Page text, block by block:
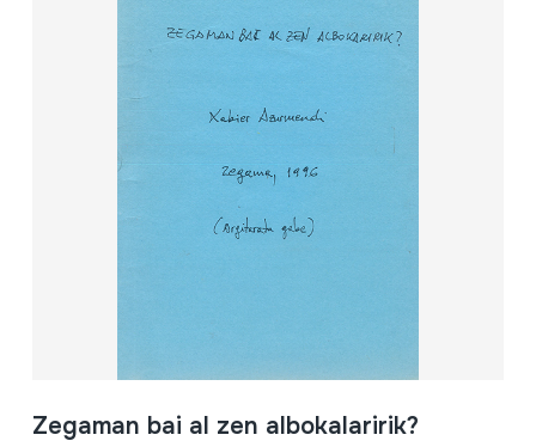
Zegaman bai al zen albokalaririk?